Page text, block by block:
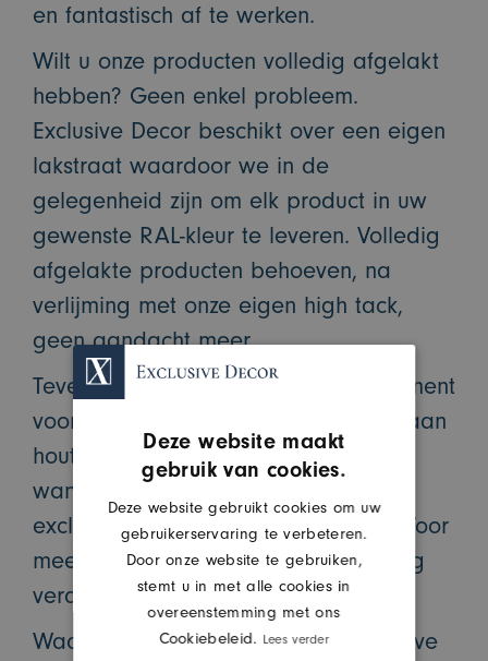
en fantastisch af te werken.
Wilt u onze producten volledig afgelakt
hebben? Geen enkel probleem.
Exclusive Decor beschikt over een eigen
lakstraat waardoor we in de
gelegenheid zijn om elk product in uw
gewenste RAL-kleur te leveren. Volledig
afgelakte producten behoeven, na
verlijming met onze eigen high tack,
geen aandacht meer.
Tevens hebben wij een groot assortiment
voor uw wandcollectie. Denk hierbij aan
houten, leren, structuur en hexagon
wandpanelen. Hiermee creëert u
exclusiviteit en haalt u sfeer in huis. Voor
meer informatie verwijzen wij u graag
verder op onze website.
Waarom zou u nog meer voor Exclusive
Deze website maakt
gebruik van cookies.
Deze website gebruikt cookies om uw
gebruikerservaring te verbeteren.
Door onze website te gebruiken,
stemt u in met alle cookies in
overeenstemming met ons
Cookiebeleid. Lees verder